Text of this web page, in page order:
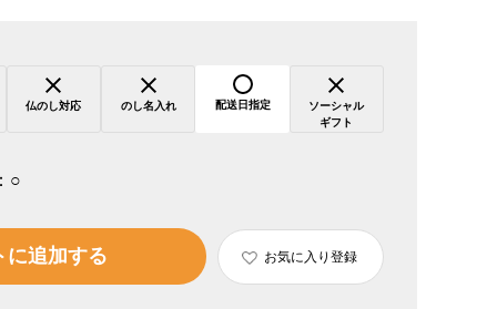
仏のし対応 のし名入れ 配送日指定
ソーシャル
ギフト
○
に追加する お気に入り登録